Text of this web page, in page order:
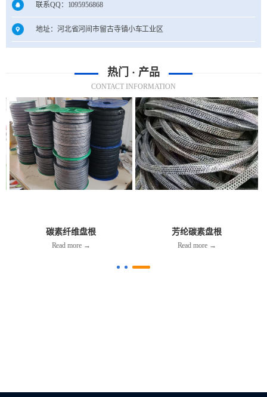
联系QQ：1095956868
地址：河北省河间市留古寺镇小车工业区
热门 · 产品
CONTACT INFORMATION
碳素纤维盘根
Read more →
芳纶碳素盘根
Read more →